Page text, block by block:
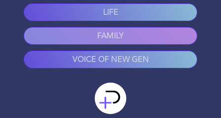
LIFE
FAMILY
VOICE OF NEW GEN